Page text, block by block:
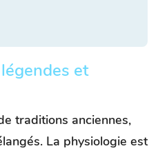
et
traditions anciennes,
La physiologie est